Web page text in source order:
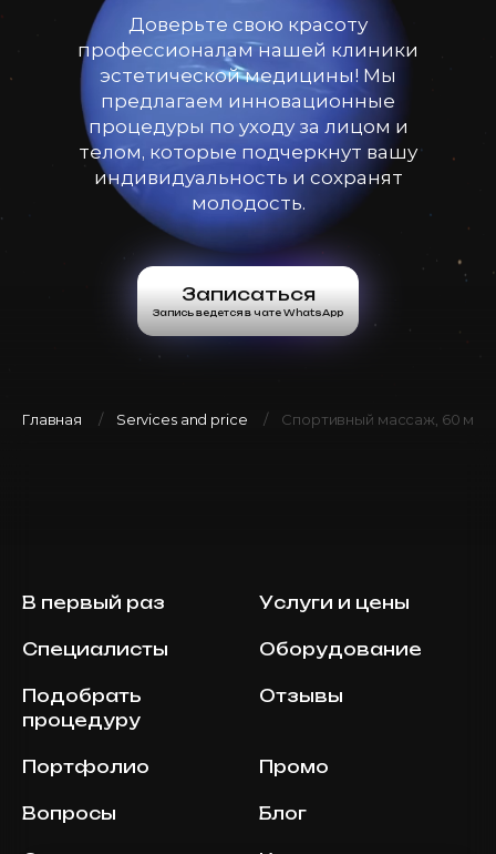
Доверьте свою красоту
профессионалам нашей клиники
эстетической медицины! Мы
предлагаем инновационные
процедуры по уходу за лицом и
телом, которые подчеркнут вашу
индивидуальность и сохранят
молодость.
Записаться
Запись ведется в чате WhatsApp
Главная Services and price Спортивный массаж, 60 мин
В первый раз Услуги и цены
Специалисты Оборудование
Подобрать
процедуру
Отзывы
Портфолио Промо
Вопросы Блог